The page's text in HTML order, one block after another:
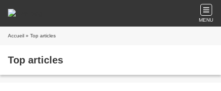
MENU
Accueil » Top articles
Top articles